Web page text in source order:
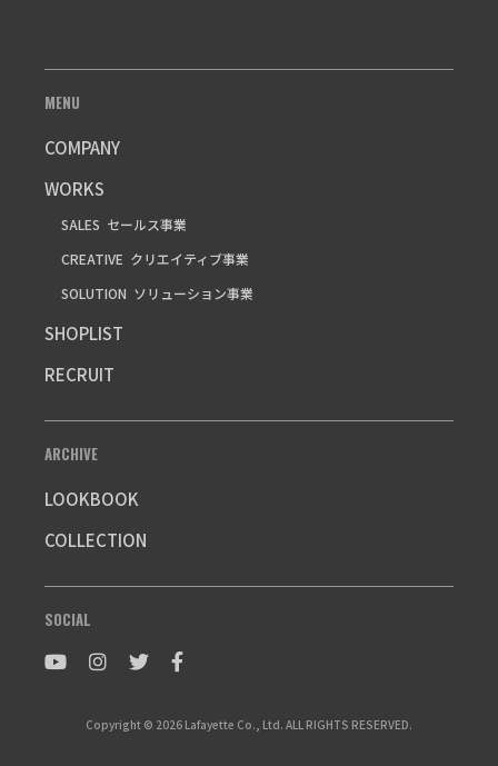
MENU
COMPANY
WORKS
SALES セールス事業
CREATIVE クリエイティブ事業
SOLUTION ソリューション事業
SHOPLIST
RECRUIT
ARCHIVE
LOOKBOOK
COLLECTION
SOCIAL
Copyright © 2026 Lafayette Co., Ltd. ALL RIGHTS RESERVED.